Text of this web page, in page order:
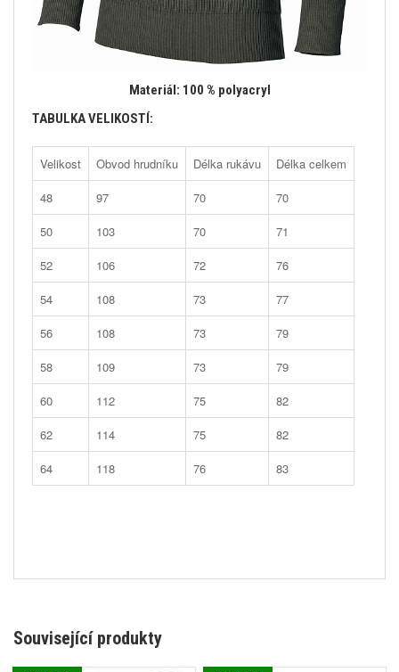
Materiál: 100 % polyacryl
TABULKA VELIKOSTÍ:
Velikost Obvod hrudníku Délka rukávu
Délka celkem
48
97 70
70
50
103 70
71
52
106 72
76
54
108 73
77
56
108 73
79
58
109 73
79
60
112 75
82
62
114 75
82
64
118 76 83
Související produkty